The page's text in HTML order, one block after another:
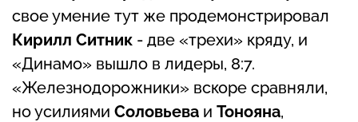
свое умение тут же продемонстрировал
Кирилл Ситник - две «трехи» кряду, и
«Динамо» вышло в лидеры, 8:7.
«Железнодорожники» вскоре сравняли,
но усилиями Соловьева и Тонояна,